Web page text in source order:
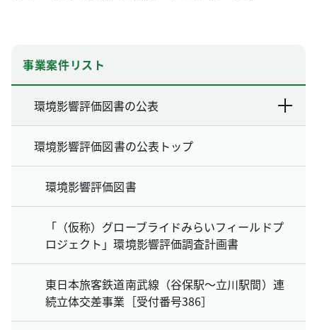
事業案件リスト
環境影響評価図書の公表
環境影響評価図書の公表トップ
環境影響評価図書
「（仮称）グローブライドみらいフィールドプ
ロジェクト」環境影響評価調査計画書
東日本旅客鉄道南武線（谷保駅～立川駅間）連
続立体交差事業［受付番号386］